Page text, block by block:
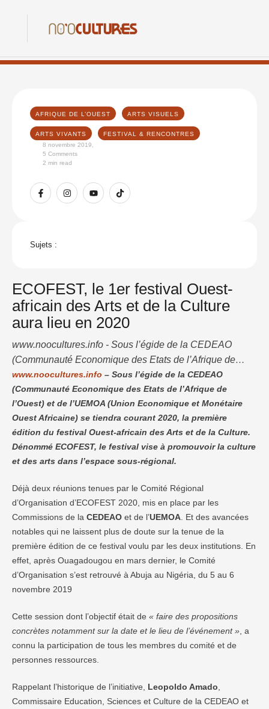
AFRIQUE DE L’OUEST ARTS VISUELS
ARTS VIVANTS
FESTIVAL & RENCONTRES
8 novembre 2019
5 Comments
2 min read
Sujets :
ECOFEST, le 1er festival Ouest-
africain des Arts et de la Culture
aura lieu en 2020
www.noocultures.info - Sous l’égide de la CEDEAO
(Communauté Economique des Etats de l’Afrique de
l’Ouest) et de l’UEMOA (Union Economique et Monétaire
Ouest Africaine) se tiendra courant 2020, la première
édition du festival Ouest-africain des Arts et de la Culture.
Dénommé ECOFEST, le festival vise à promouvoir la
culture et des arts dans l’espace sous-régional. …
www.noocultures.info – Sous l’égide de la CEDEAO
(Communauté Economique des Etats de l’Afrique de
l’Ouest) et de l’UEMOA (Union Economique et Monétaire
Ouest Africaine) se tiendra courant 2020, la première
édition du festival Ouest-africain des Arts et de la Culture.
Dénommé ECOFEST, le festival vise à promouvoir la culture
et des arts dans l’espace sous-régional.
Déjà deux réunions tenues par le Comité Régional
d’Organisation d’ECOFEST 2020, mis en place par les
Commissions de la CEDEAO et de l’UEMOA . Et des avancées
notables qui ne laissent plus de doute sur la tenue de la
première édition de ce festival voulu par les deux institutions. En
effet, après Ouagadougou en mars dernier, le Comité
d’Organisation s’est retrouvé à Abuja au Nigéria, du 5 au 6
novembre 2019
Cette session dont l’objectif était de « faire des propositions
concrètes notamment sur la date et le lieu de l’événement » , a
connu la participation de tous les membres du comité et de
personnes ressources.
Rappelant l’historique de l’initiative, Leopoldo Amado
Commissaire Education, Sciences et Culture de la CEDEAO et